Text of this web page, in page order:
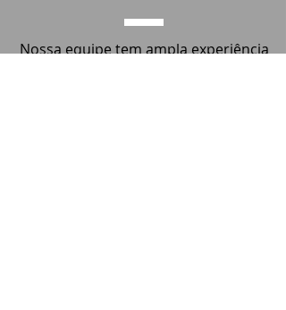
Nossa equipe tem ampla experiência